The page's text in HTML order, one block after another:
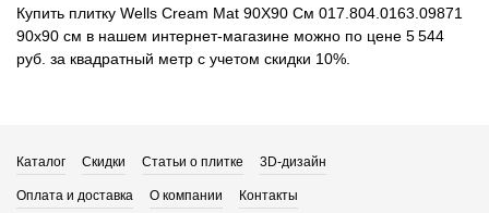
Купить плитку Wells Cream Mat 90X90 См 017.804.0163.09871
90x90 см в нашем интернет-магазине можно по цене 5 544
руб. за квадратный метр с учетом скидки 10%.
Каталог Скидки Статьи о плитке 3D-дизайн
Оплата и доставка О компании Контакты